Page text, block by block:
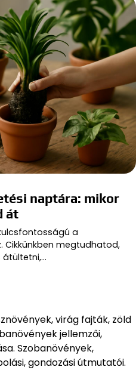
naptára: mikor
át
a
Cikkünkben megtudhatod,
átültetni,…
virág fajták, zöld
jellemzői,
Szobanövények,
gondozási útmutatói.